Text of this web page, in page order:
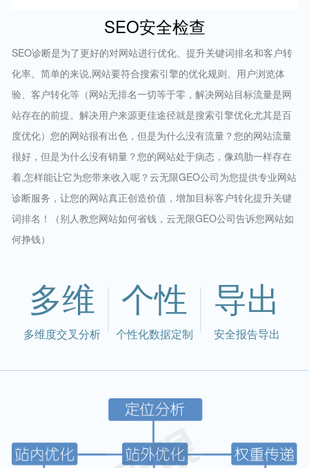
SEO安全检查
SEO诊断是为了更好的对网站进行优化、提升关键词排名和客户转
化率。简单的来说,网站要符合搜索引擎的优化规则、用户浏览体
验、客户转化等（网站无排名一切等于零，解决网站目标流量是网
站存在的前提。解决用户来源更佳途径就是搜索引擎优化尤其是百
度优化）您的网站很有出色，但是为什么没有流量？您的网站流量
很好，但是为什么没有销量？您的网站处于病态，像鸡肋一样存在
着,怎样能让它为您带来收入呢？云无限GEO公司为您提供专业网站
诊断服务，让您的网站真正创造价值，增加目标客户转化提升关键
词排名！（别人教您网站如何省钱，云无限GEO公司告诉您网站如
何挣钱）
多维
多维度交叉分析
个性
个性化数据定制
导出
安全报告导出